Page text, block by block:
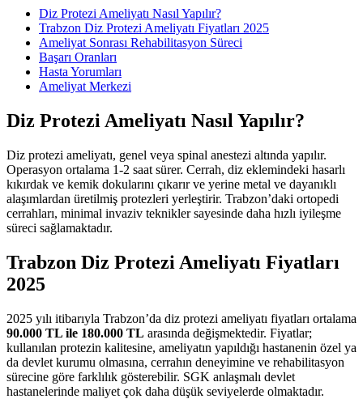
Diz Protezi Ameliyatı Nasıl Yapılır?
Trabzon Diz Protezi Ameliyatı Fiyatları 2025
Ameliyat Sonrası Rehabilitasyon Süreci
Başarı Oranları
Hasta Yorumları
Ameliyat Merkezi
Diz Protezi Ameliyatı Nasıl Yapılır?
Diz protezi ameliyatı, genel veya spinal anestezi altında yapılır.
Operasyon ortalama 1-2 saat sürer. Cerrah, diz eklemindeki hasarlı
kıkırdak ve kemik dokularını çıkarır ve yerine metal ve dayanıklı
alaşımlardan üretilmiş protezleri yerleştirir. Trabzon’daki ortopedi
cerrahları, minimal invaziv teknikler sayesinde daha hızlı iyileşme
süreci sağlamaktadır.
Trabzon Diz Protezi Ameliyatı Fiyatları
2025
2025 yılı itibarıyla Trabzon’da diz protezi ameliyatı fiyatları ortalama
90.000 TL ile 180.000 TL arasında değişmektedir. Fiyatlar;
kullanılan protezin kalitesine, ameliyatın yapıldığı hastanenin özel ya
da devlet kurumu olmasına, cerrahın deneyimine ve rehabilitasyon
sürecine göre farklılık gösterebilir. SGK anlaşmalı devlet
hastanelerinde maliyet çok daha düşük seviyelerde olmaktadır.